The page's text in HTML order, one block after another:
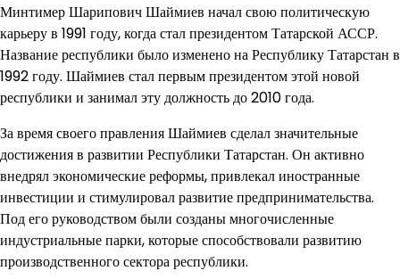
Минтимер Шарипович Шаймиев начал свою политическую
карьеру в 1991 году, когда стал президентом Татарской АССР.
Название республики было изменено на Республику Татарстан в
1992 году. Шаймиев стал первым президентом этой новой
республики и занимал эту должность до 2010 года.
За время своего правления Шаймиев сделал значительные
достижения в развитии Республики Татарстан. Он активно
внедрял экономические реформы, привлекал иностранные
инвестиции и стимулировал развитие предпринимательства.
Под его руководством были созданы многочисленные
индустриальные парки, которые способствовали развитию
производственного сектора республики.